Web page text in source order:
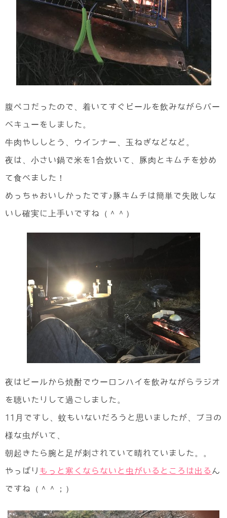
腹ペコだったので、着いてすぐビールを飲みながらバー
ベキューをしました。
牛肉やししとう、ウインナー、玉ねぎなどなど。
夜は、小さい鍋で米を1合炊いて、豚肉とキムチを炒め
て食べました！
めっちゃおいしかったです♪豚キムチは簡単で失敗しな
いし確実に上手いですね（＾＾）
夜はビールから焼酎でウーロンハイを飲みながらラジオ
を聴いたりして過ごしました。
11月ですし、蚊もいないだろうと思いましたが、ブヨの
様な虫がいて、
朝起きたら腕と足が刺されていて晴れていました。。
やっぱり もっと寒くならないと虫がいるところは出る ん
ですね（＾＾；）